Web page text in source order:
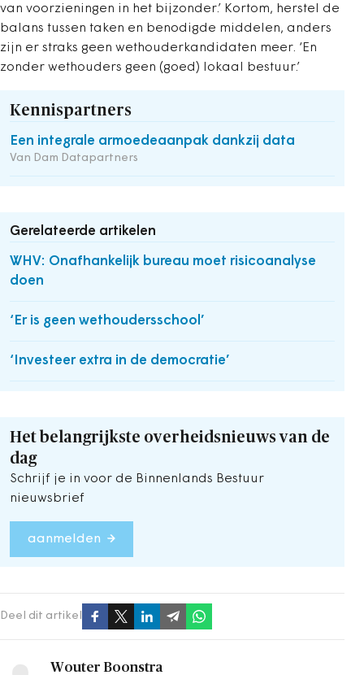
van voorzieningen in het bijzonder.’ Kortom, herstel de
balans tussen taken en benodigde middelen, anders
zijn er straks geen wethouderkandidaten meer. ‘En
zonder wethouders geen (goed) lokaal bestuur.’
Kennispartners
Een integrale armoedeaanpak dankzij data
Van Dam Datapartners
Gerelateerde artikelen
WHV: Onafhankelijk bureau moet risicoanalyse
doen
‘Er is geen wethoudersschool’
‘Investeer extra in de democratie’
Het belangrijkste overheidsnieuws van de
dag
Schrijf je in voor de Binnenlands Bestuur
nieuwsbrief
aanmelden
Deel dit artikel
Wouter Boonstra